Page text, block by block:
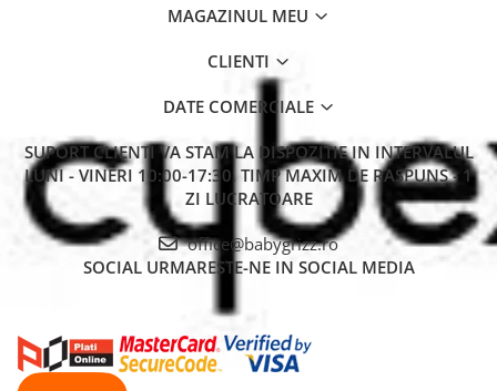
MAGAZINUL MEU
CLIENTI
DATE COMERCIALE
SUPORT CLIENTIVA STAM LA DISPOZITIE IN INTERVALUL
LUNI - VINERI 10:00-17:30. TIMP MAXIM DE RASPUNS - 1
ZI LUCRATOARE
office@babygrizz.ro
SOCIAL URMARESTE-NE IN SOCIAL MEDIA